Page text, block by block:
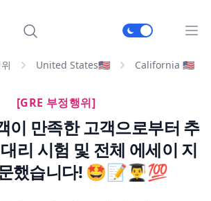
메
United States🇺🇸 California 🇺🇸
[GRE 부정행위]
이 만족한 고객으로부터 추
리 시험 및 전체 에세이 지
했습니다! 🤩📝👨‍🎓💯